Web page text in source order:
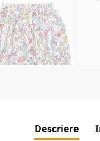
Descriere